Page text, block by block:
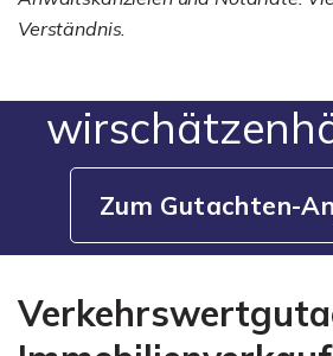
Verständnis.
Zum Gutachten-